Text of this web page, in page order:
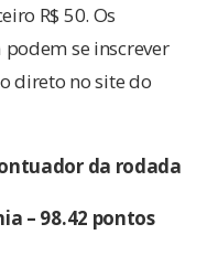
R$ 50. Os
se inscrever
direto no site do
da rodada
– 98.42 pontos